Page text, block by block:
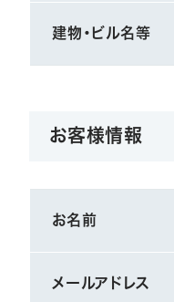
建物・ビル名等
お客様情報
お名前
メールアドレス